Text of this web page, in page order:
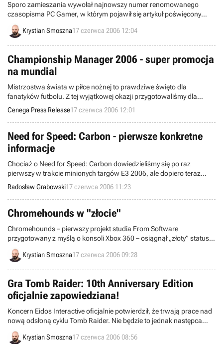
Sporo zamieszania wywołał najnowszy numer renomowanego
czasopisma PC Gamer, w którym pojawił się artykuł poświęcony
drugiemu rozszerzeniu gry Half-Life 2. Redaktorzy magazynu
zakomunikowali, że nowe przygody Gordona Freemana zadebiutują
Krystian Smoszna17 czerwca 2006 12:04
Championship Manager 2006 - super promocja
na mundial
Mistrzostwa świata w piłce nożnej to prawdziwe święto dla
fanatyków futbolu. Z tej wyjątkowej okazji przygotowaliśmy dla
wszystkich promocję gry Championship Manager 2006.
Cenega Press Release17 czerwca 2006 12:01
Need for Speed: Carbon - pierwsze konkretne
informacje
Chociaż o Need for Speed: Carbon dowiedzieliśmy się po raz
pierwszy w trakcie minionych targów E3 2006, ale dopiero teraz
mamy dla Was garść konkretnych informacji na temat niniejszego
tytułu. Źródłem świeżych danych jest najnowszy numer Official
PlayStation 2 Magazine oraz Game Informer. Oba magazyny skupiły
się na wersji dla PS3 i X360, aczkolwiek gra zmierza też ku PS2, XBX,
Radosław Grabowski17 czerwca 2006 11:23
Chromehounds w "złocie"
Chromehounds – pierwszy projekt studia From Software
przygotowany z myślą o konsoli Xbox 360 – osiągnął „złoty” status.
Oznacza to, że gra jest już gotowa, a od premiery dzieli ją już
wyłącznie wytłoczenie płyt i zapakowanie tych ostatnich do pudełek.
Krystian Smoszna17 czerwca 2006 09:28
Gra Tomb Raider: 10th Anniversary Edition
oficjalnie zapowiedziana!
Koncern Eidos Interactive oficjalnie potwierdził, że trwają prace nad
nową odsłoną cyklu Tomb Raider. Nie będzie to jednak następca
wydanej niedawno Legendy, ale remake pierwszej części gry, która
na rynku elektronicznej rozrywki zadebiutowała w 1996 roku i
Krystian Smoszna17 czerwca 2006 08:56